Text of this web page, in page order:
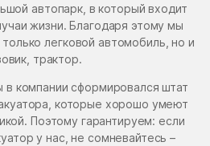
автопарк, в который входит
жизни. Благодаря этому мы
легковой автомобиль, но и
трактор.
компании сформировался штат
которые хорошо умеют
Поэтому гарантируем: если
у нас, не сомневайтесь –